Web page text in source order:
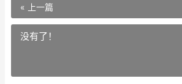
« 上一篇
没有了！